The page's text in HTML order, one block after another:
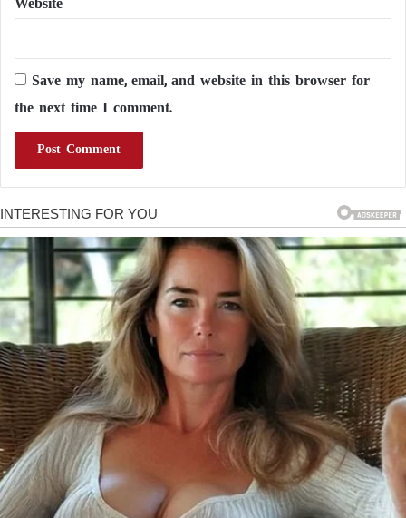
Website
Save my name, email, and website in this browser for
the next time I comment.